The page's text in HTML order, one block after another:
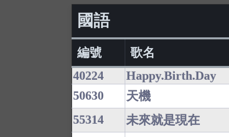
國語
編號
歌名
40224
Happy.Birth.Day
50630
天機
55314
未來就是現在